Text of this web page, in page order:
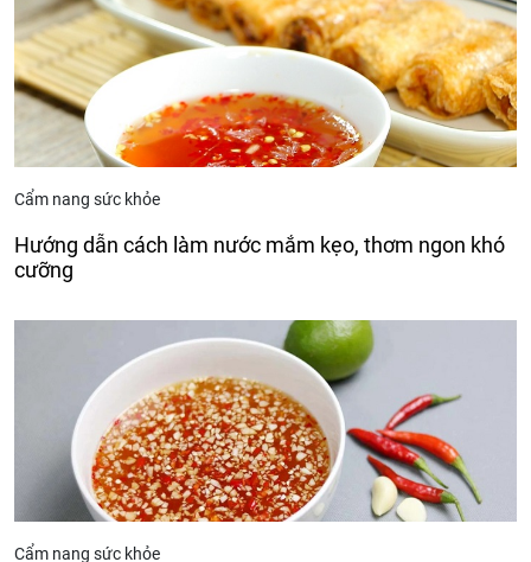
Cẩm nang sức khỏe
Hướng dẫn cách làm nước mắm kẹo, thơm ngon khó
cưỡng
Cẩm nang sức khỏe